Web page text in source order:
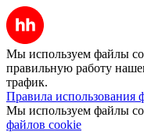
Мы используем файлы
правильную работу
трафик.
Правила использования
Мы используем файлы
файлов cookie